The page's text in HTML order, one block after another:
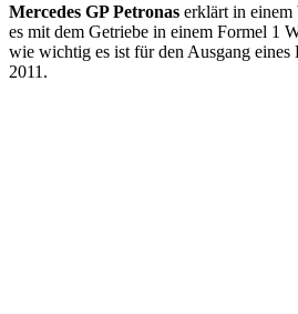
Mercedes GP Petronas erklärt in einem
es mit dem Getriebe in einem Formel 1
wie wichtig es ist für den Ausgang eines
2011.